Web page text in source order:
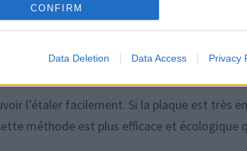
CONFIRM
Data Deletion Data Access Privacy
:
l’étaler facilement. Si la plaque est très
méthode est plus efficace et écologique